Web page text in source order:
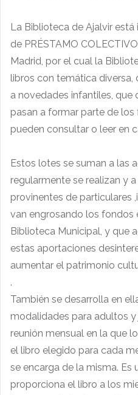
La Biblioteca de Ajalvir
de PRÉSTAMO
Madrid, por el cual la
libros con temática
a novedades infantiles,
pasan a formar parte de
pueden consultar o leer en
Estos lotes se suman a las
regularmente se realizan y
provinentes de particulares
van engrosando los fondos
Biblioteca Municipal, y que
estas aportaciones
aumentar el patrimonio
.
También se desarrolla en
modalidades para adultos
reunión mensual en la que
el libro elegido para cada
se encarga de la misma. Es
proporciona el libro a los